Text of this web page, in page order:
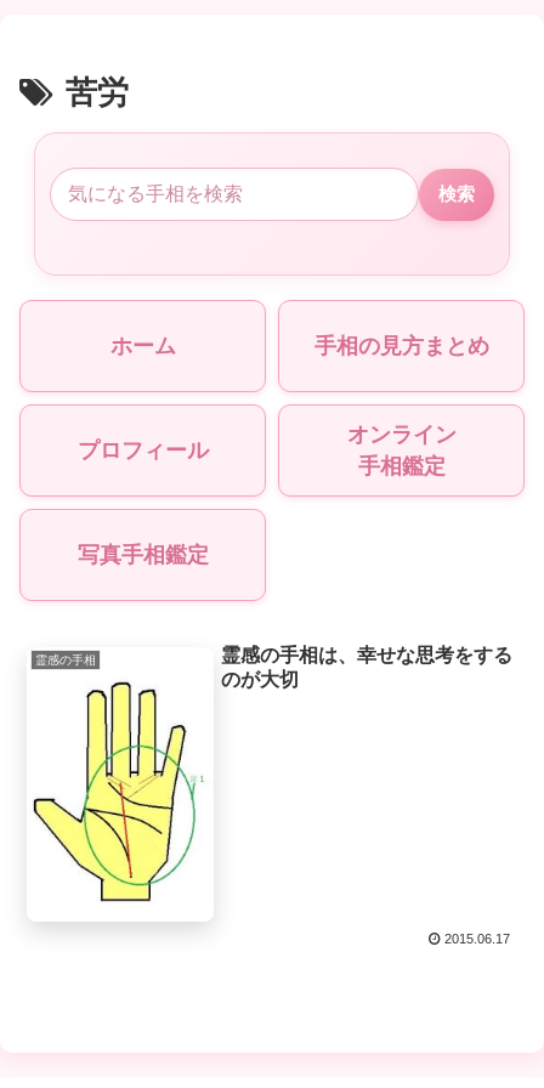
苦労
検索
ホーム 手相の見方まとめ
プロフィール
オンライン
手相鑑定
写真手相鑑定
霊感の手相
霊感の手相は、幸せな思考をする
のが大切
2015.06.17